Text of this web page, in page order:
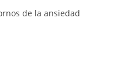
de la ansiedad